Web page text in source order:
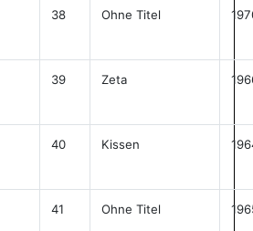
38 Ohne Titel
39 Zeta
40 Kissen
41 Ohne Titel